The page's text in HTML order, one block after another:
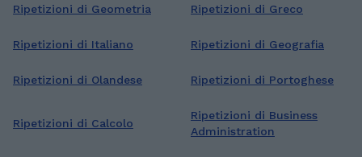
Ripetizioni di Geometria Ripetizioni di Greco
Ripetizioni di Italiano Ripetizioni di Geografia
Ripetizioni di Olandese Ripetizioni di Portoghese
Ripetizioni di Calcolo
Ripetizioni di Business
Administration